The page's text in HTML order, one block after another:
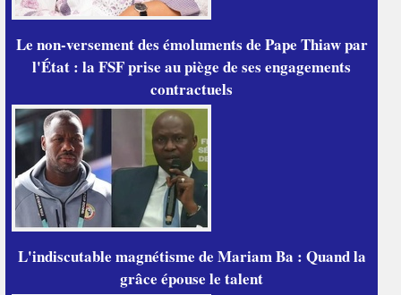
Le non-versement des émoluments de Pape Thiaw par
l'État : la FSF prise au piège de ses engagements
contractuels
L'indiscutable magnétisme de Mariam Ba : Quand la
grâce épouse le talent